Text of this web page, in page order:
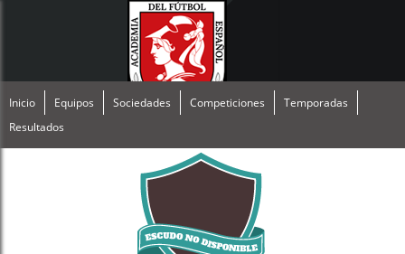
Inicio Equipos Sociedades Competiciones
Temporadas
Resultados